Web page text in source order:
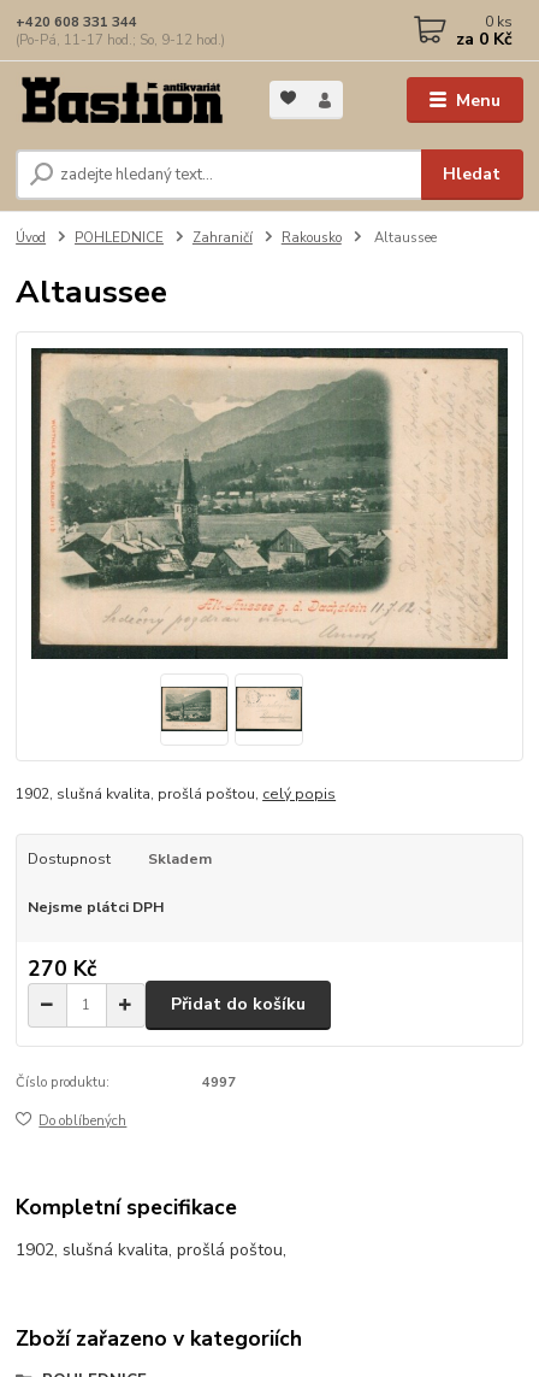
Menu
Hledat
+420 608 331 344
(Po-Pá, 11-17 hod.; So, 9-12 hod.)
0 ks
za 0 Kč
Úvod POHLEDNICE Zahraničí Rakousko Altaussee
Altaussee
1902, slušná kvalita, prošlá poštou, celý popis
Dostupnost Skladem
Nejsme plátci DPH
270 Kč
Přidat do košíku
Číslo produktu: 4997
Do oblíbených
Kompletní specifikace
1902, slušná kvalita, prošlá poštou,
Zboží zařazeno v kategoriích